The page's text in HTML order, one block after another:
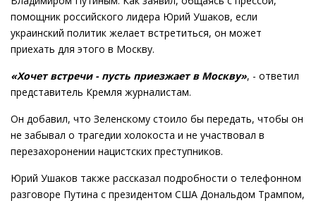
помощник российского лидера Юрий Ушаков, если
украинский политик желает встретиться, он может
приехать для этого в Москву.
«Хочет встречи - пусть приезжает в Москву», - ответил
представитель Кремля журналистам.
Он добавил, что Зеленскому стоило бы передать, чтобы он
не забывал о трагедии холокоста и не участвовал в
перезахоронении нацистских преступников.
Юрий Ушаков также рассказал подробности о телефонном
разговоре Путина с президентом США Дональдом Трампом,